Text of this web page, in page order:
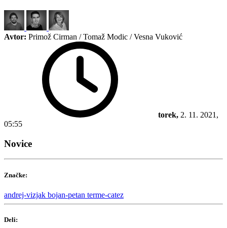
Avtor: Primož Cirman / Tomaž Modic / Vesna Vuković
torek, 2. 11. 2021,
05:55
Novice
Značke:
andrej-vizjak bojan-petan terme-catez
Deli: